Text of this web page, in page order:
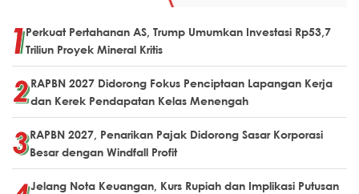
Perkuat Pertahanan AS, Trump Umumkan Investasi Rp53,7
Triliun Proyek Mineral Kritis
RAPBN 2027 Didorong Fokus Penciptaan Lapangan Kerja
dan Kerek Pendapatan Kelas Menengah
RAPBN 2027, Penarikan Pajak Didorong Sasar Korporasi
Besar dengan Windfall Profit
Jelang Nota Keuangan, Kurs Rupiah dan Implikasi Putusan